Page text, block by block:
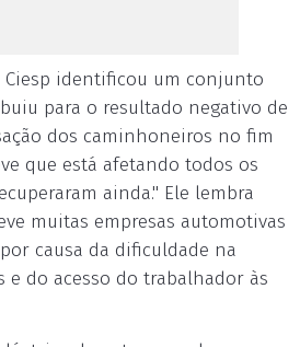
identificou um conjunto
para o resultado negativo de
dos caminhoneiros no fim
que está afetando todos os
ainda." Ele lembra
muitas empresas automotivas
causa da dificuldade na
e do acesso do trabalhador às